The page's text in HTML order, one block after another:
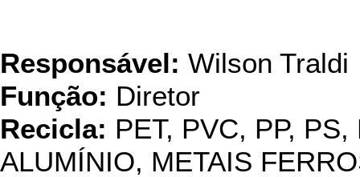
Responsável: Wilson Traldi
Função: Diretor
Recicla: PET, PVC, PP,
ALUMÍNIO, METAIS